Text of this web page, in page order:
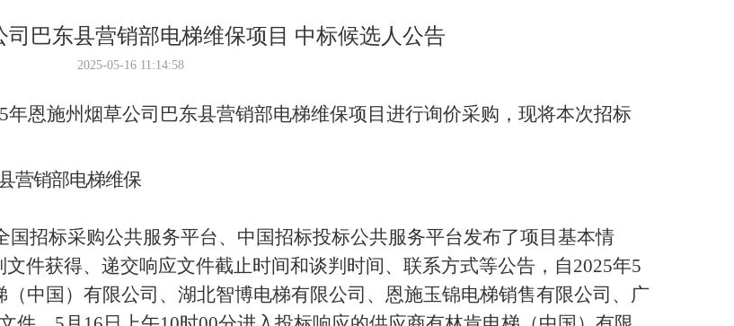
司巴东县营销部电梯维保项目 中标候选人公告
2025-05-16 11:14:58
年恩施州烟草公司巴东县营销部电梯维保项目进行询价采购，现将本次招标
营销部电梯维保
国招标采购公共服务平台、中国招标投标公共服务平台发布了项目基本情
件获得、递交响应文件截止时间和谈判时间、联系方式等公告，自2025年5
（中国）有限公司、湖北智博电梯有限公司、恩施玉锦电梯销售有限公司、广